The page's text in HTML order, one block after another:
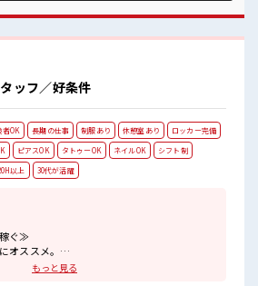
☆ ロッカー付き職場♪ 残業がしっかりあるお仕
ッフ／好条件
者OK 長期の仕事 制服あり 休憩室あり
ロッカー完備
ピアスOK タトゥーOK ネイルOK
シフト制
以上
30代が活躍
ぐ≫
オススメ。
ります♪もっと見る